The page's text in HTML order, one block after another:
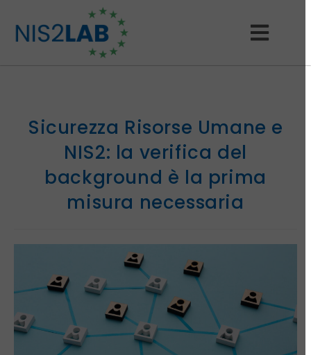
Sicurezza Risorse Umane e
NIS2: la verifica del
background è la prima
misura necessaria